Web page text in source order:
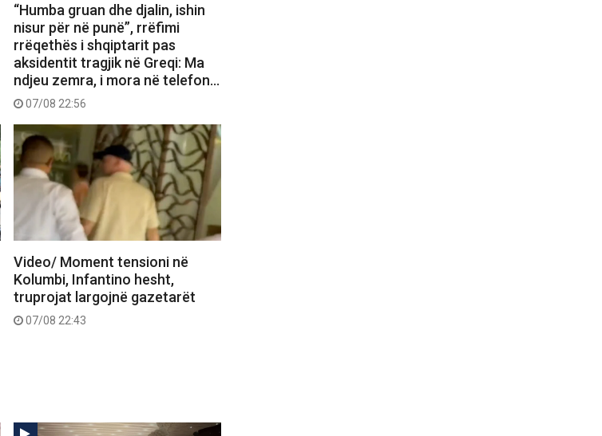
“Humba gruan dhe djalin, ishin
nisur për në punë”, rrëfimi
rrëqethës i shqiptarit pas
aksidentit tragjik në Greqi: Ma
ndjeu zemra, i mora në telefon…
07/08 22:56
Video/ Moment tensioni në
Kolumbi, Infantino hesht,
truprojat largojnë gazetarët
07/08 22:43